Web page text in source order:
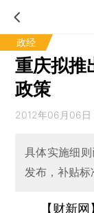
政经
重庆拟推
政策
2012年06月06日
具体实施细
发布，补贴
【财新